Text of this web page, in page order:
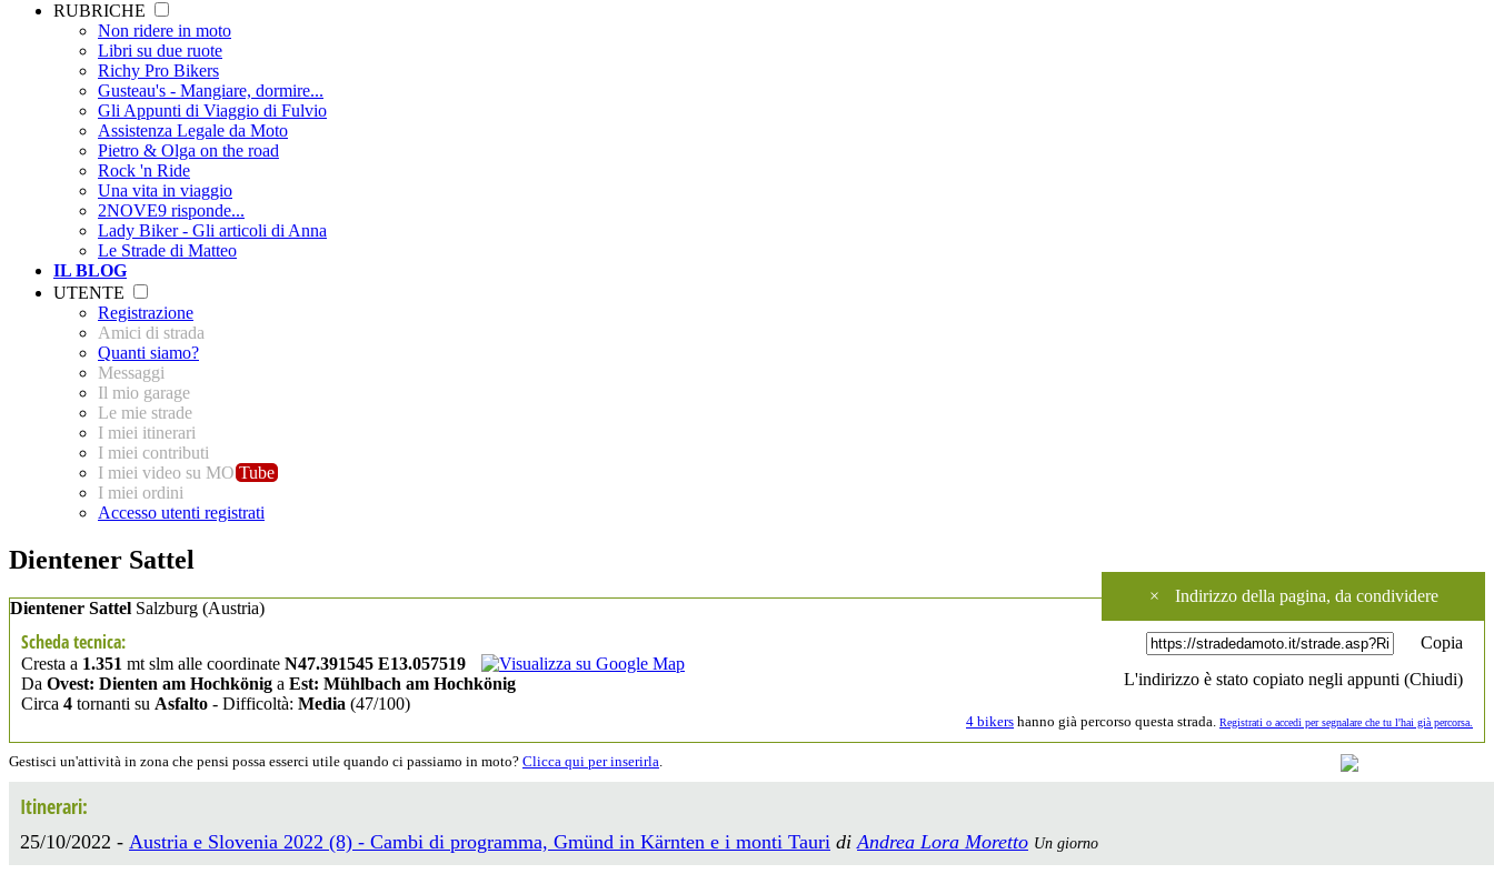
RUBRICHE
Non ridere in moto
Libri su due ruote
Richy Pro Bikers
Gusteau's - Mangiare, dormire...
Gli Appunti di Viaggio di Fulvio
Assistenza Legale da Moto
Pietro & Olga on the road
Rock 'n Ride
Una vita in viaggio
2NOVE9 risponde...
Lady Biker - Gli articoli di Anna
Le Strade di Matteo
IL BLOG
UTENTE
Registrazione
Amici di strada
Quanti siamo?
Messaggi
Il mio garage
Le mie strade
I miei itinerari
I miei contributi
I miei video su MO Tube
I miei ordini
Accesso utenti registrati
× Indirizzo della pagina, da condividere
Copia
L'indirizzo è stato copiato negli appunti (Chiudi)
Dientener Sattel
Dientener Sattel Salzburg (Austria)
Scheda tecnica:
Cresta a 1.351 mt slm alle coordinate N47.391545 E13.057519
Da Ovest: Dienten am Hochkönig a Est: Mühlbach am Hochkönig
Circa 4 tornanti su Asfalto - Difficoltà: Media (47/100)
4 bikers hanno già percorso questa strada. Registrati o accedi per segnalare che tu l'hai già percorsa.
Gestisci un'attività in zona che pensi possa esserci utile quando ci passiamo in moto? Clicca qui per inserirla.
Itinerari:
25/10/2022 - Austria e Slovenia 2022 (8) - Cambi di programma, Gmünd in Kärnten e i monti Tauri di Andrea Lora Moretto Un giorno